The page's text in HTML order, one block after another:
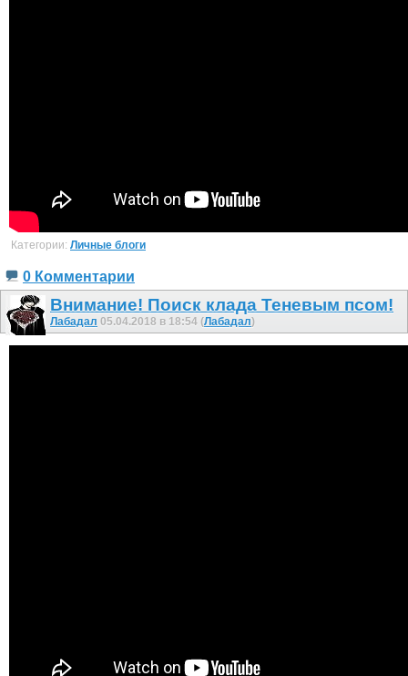
Категории: Личные блоги
0 Комментарии
Внимание! Поиск клада Теневым псом!
Лабадал 05.04.2018 в 18:54 (Лабадал)